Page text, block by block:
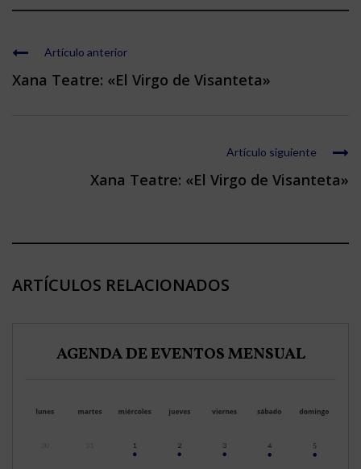
Artículo anterior
Xana Teatre: «El Virgo de Visanteta»
Artículo siguiente
Xana Teatre: «El Virgo de Visanteta»
ARTÍCULOS RELACIONADOS
AGENDA DE EVENTOS MENSUAL